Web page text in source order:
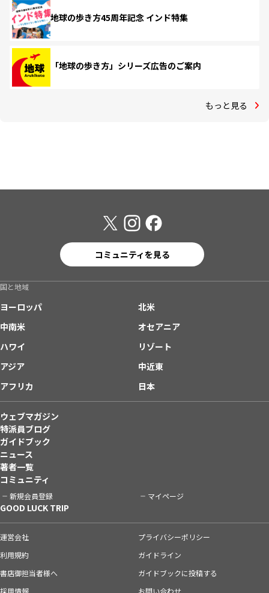
地球の歩き方45周年記念 インド特集
「地球の歩き方」シリーズ広告のご案内
もっと見る
コミュニティを見る
国と地域
ヨーロッパ
北米
中南米
オセアニア
ハワイ
リゾート
アジア
中近東
アフリカ
日本
ウェブマガジン
特派員ブログ
ガイドブック
ニュース
著者一覧
コミュニティ
新規会員登録 マイページ
GOOD LUCK TRIP
運営会社
プライバシーポリシー
利用規約
ガイドライン
書店御担当者様へ
ガイドブックに投稿する
採用情報
お問い合わせ